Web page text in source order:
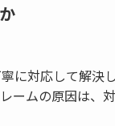
に対応して解決
ームの原因は、